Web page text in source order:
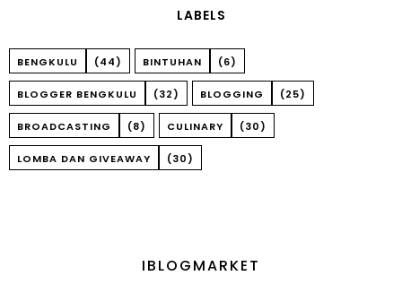
LABELS
BENGKULU (44) BINTUHAN (6)
BLOGGER BENGKULU (32) BLOGGING (25)
BROADCASTING (8) CULINARY (30)
LOMBA DAN GIVEAWAY (30)
IBLOGMARKET